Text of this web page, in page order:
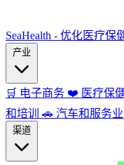
SeaHealth - 优化医疗保
🛒 电子商务 ❤️ 医疗保
和培训 🚗 汽车和服务业